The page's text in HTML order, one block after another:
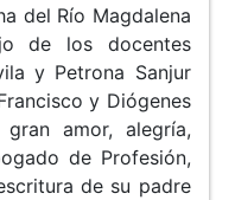
del Río Magdalena
de los docentes
y Petrona Sanjur
y Diógenes
amor, alegría,
de Profesión,
de su padre